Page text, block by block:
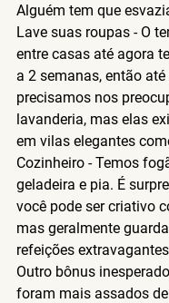
Alguém tem que
Lave suas roupas - O
entre casas até agora
a 2 semanas, então
precisamos nos
lavanderia, mas elas
em vilas elegantes
Cozinheiro - Temos
geladeira e pia. É
você pode ser criativo
mas geralmente
refeições
Outro bônus
foram mais assados